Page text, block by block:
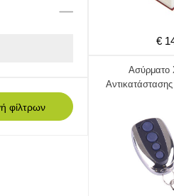
€
Ασύρματο